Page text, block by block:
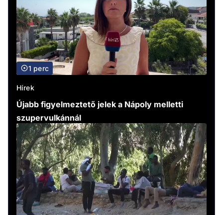
1 perc
Hírek
Újabb figyelmeztető jelek a Nápoly melletti
szupervulkánnál